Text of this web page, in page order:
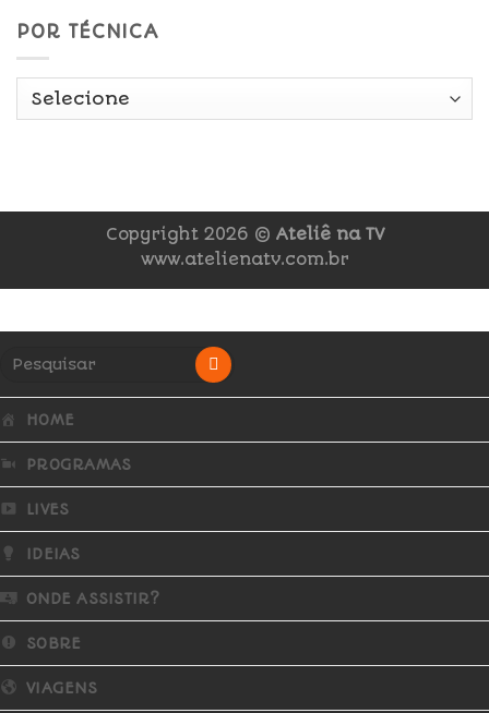
POR TÉCNICA
Copyright 2026 © Ateliê na TV
www.atelienatv.com.br
HOME
PROGRAMAS
LIVES
IDEIAS
ONDE ASSISTIR?
SOBRE
VIAGENS